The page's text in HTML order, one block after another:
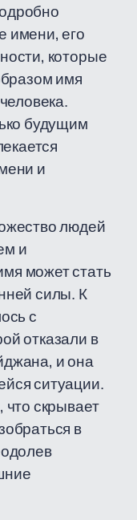
имени, его
которые
имя
будущим
и
людей
и
может стать
силы. К
с
отказали в
и она
ситуации.
скрывает
в